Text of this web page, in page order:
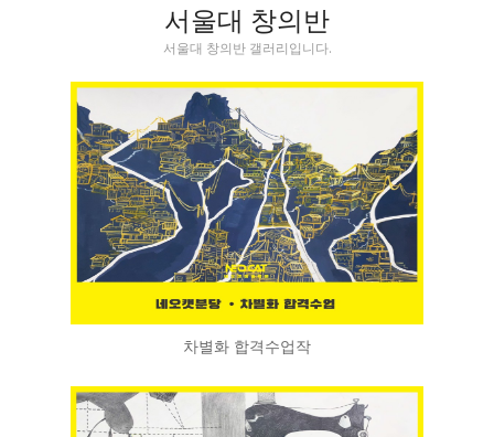
서울대 창의반
서울대 창의반 갤러리입니다.
차별화 합격수업작